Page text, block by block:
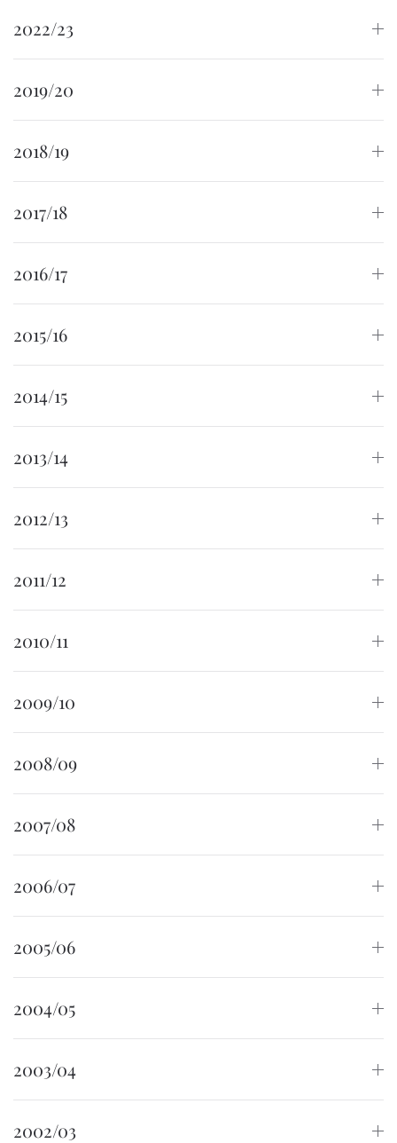
2022/23
2019/20
2018/19
2017/18
2016/17
2015/16
2014/15
2013/14
2012/13
2011/12
2010/11
2009/10
2008/09
2007/08
2006/07
2005/06
2004/05
2003/04
2002/03